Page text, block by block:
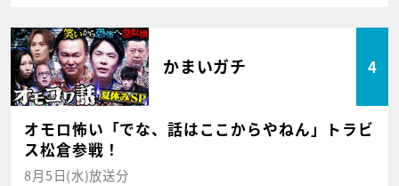
かまいガチ 4
オモロ怖い「でな、話はここからやねん」トラビ
ス松倉参戦！
8月5日(水)放送分